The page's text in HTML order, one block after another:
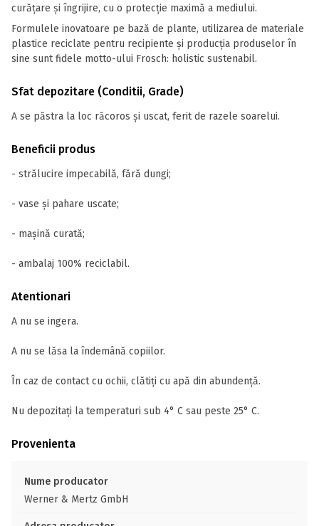
curățare și îngrijire, cu o protecție maximă a mediului.
Formulele inovatoare pe bază de plante, utilizarea de materiale
plastice reciclate pentru recipiente și producția produselor în
sine sunt fidele motto-ului Frosch: holistic sustenabil.
Sfat depozitare (Conditii, Grade)
A se păstra la loc răcoros și uscat, ferit de razele soarelui.
Beneficii produs
- strălucire impecabilă, fără dungi;
- vase și pahare uscate;
- mașină curată;
- ambalaj 100% reciclabil.
Atentionari
A nu se ingera.
A nu se lăsa la îndemână copiilor.
În caz de contact cu ochii, clătiți cu apă din abundență.
Nu depozitați la temperaturi sub 4° C sau peste 25° C.
Provenienta
Nume producator
Werner & Mertz GmbH